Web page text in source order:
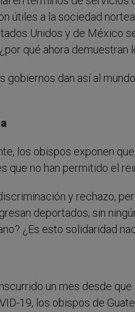
útiles a la sociedad
Unidos y de México
qué ahora demuestran
gobiernos dan así al
los obispos exponen
que no han permitido el
y rechazo,
deportados, sin
¿Es esto solidaridad
un mes desde
19, los obispos de